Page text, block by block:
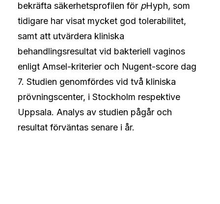
bekräfta säkerhetsprofilen för pHyph, som
tidigare har visat mycket god tolerabilitet,
samt att utvärdera kliniska
behandlingsresultat vid bakteriell vaginos
enligt Amsel-kriterier och Nugent-score dag
7. Studien genomfördes vid två kliniska
prövningscenter, i Stockholm respektive
Uppsala. Analys av studien pågår och
resultat förväntas senare i år.